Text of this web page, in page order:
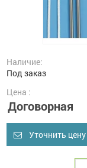
Наличие:
Под заказ
Цена :
Договорная
Уточнить цену